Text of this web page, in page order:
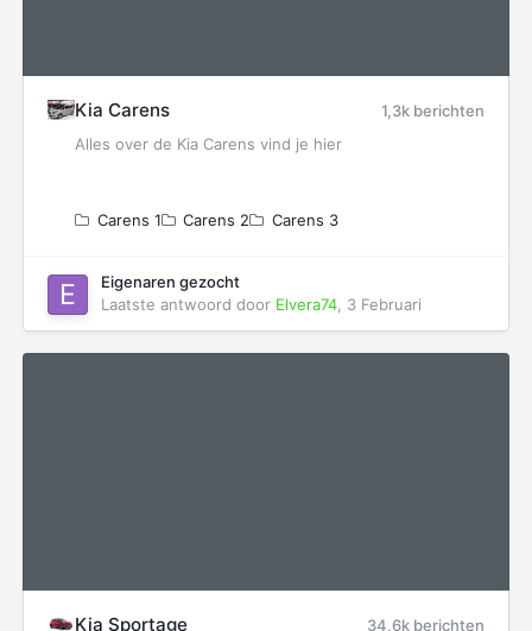
Kia Carens
1,3k berichten
Alles over de Kia Carens vind je hier
Carens 1 Carens 2 Carens 3
Eigenaren gezocht
Laatste antwoord door Elvera74 3 Februari
Kia Sportage
34,6k berichten